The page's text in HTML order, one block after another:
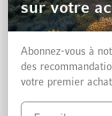
sur votre
Abonnez-vous à
des
votre premier